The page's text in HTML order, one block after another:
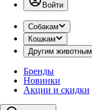
Войти
Собакам
Кошкам
Другим животным
Бренды
Новинки
Акции и скидки